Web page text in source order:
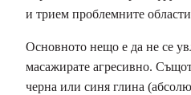
и трием проблемните
Основното нещо е да не се
масажирате агресивно.
черна или синя глина